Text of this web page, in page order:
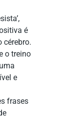
é
cérebro.
o treino
e
frases